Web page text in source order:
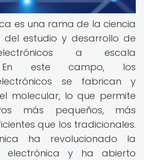
es una rama de la ciencia
estudio y desarrollo de
a escala
En este campo, los
se fabrican y
molecular, lo que permite
más pequeños, más
que los tradicionales.
ha revolucionado la
electrónica y ha abierto